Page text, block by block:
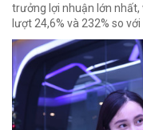
trưởng lợi nhuận lớn
lượt 24,6% và 232% so với